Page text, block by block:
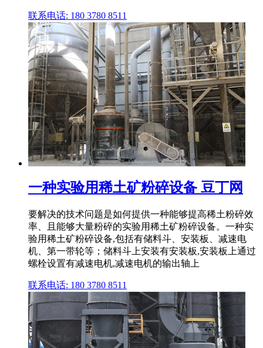
联系电话: 180 3780 8511
一种实验用稀土矿粉碎设备 豆丁网
要解决的技术问题是如何提供一种能够提高稀土粉碎效
率、且能够大量粉碎的实验用稀土矿粉碎设备。一种实
验用稀土矿粉碎设备,包括有储料斗、安装板、减速电
机、第一带轮等；储料斗上安装有安装板,安装板上通过
螺栓设置有减速电机,减速电机的输出轴上
联系电话: 180 3780 8511